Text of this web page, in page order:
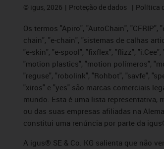
© igus, 2026 Proteção de dados Política
Os termos "Apiro", "AutoChain",
chain", "e-chain", "sistemas de calhas
"e-skin", "e-spool", "fixflex", "flizz",
"motion plastics", "motion polímeros",
"reguse", "robolink", "Rohbot", "savfe",
"xiros" e "yes" são marcas comerciais
mundo. Esta é uma lista representativa,
ou das suas empresas afiliadas na
constitui uma renúncia por parte da
A igus® SE & Co. KG salienta que não